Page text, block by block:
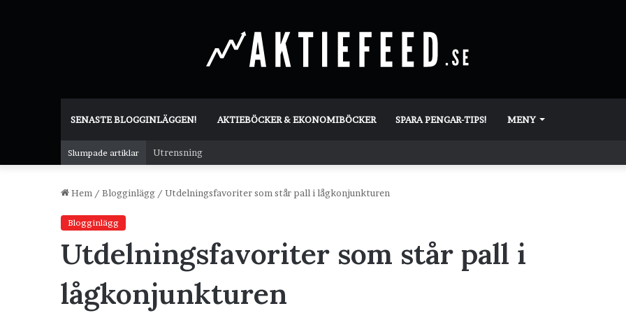
SENASTE BLOGGINLÄGGEN! AKTIEBÖCKER & EKONOMIBÖCKER SPARA PENGAR-TIPS! MENY
Slumpade artiklar Utrensning
Hem / Blogginlägg / Utdelningsfavoriter som står pall i lågkonjunkturen
Blogginlägg
Utdelningsfavoriter som står pall i
lågkonjunkturen